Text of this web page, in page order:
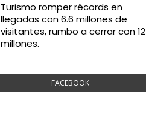
Turismo romper récords en
llegadas con 6.6 millones de
visitantes, rumbo a cerrar con 12
millones.
FACEBOOK